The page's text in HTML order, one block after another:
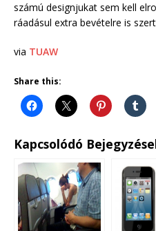
számú designjukat sem kell
ráadásul extra bevételre is
via TUAW
Share this:
Kapcsolódó